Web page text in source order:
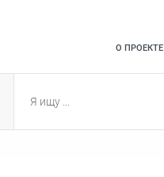
О ПРОЕКТЕ